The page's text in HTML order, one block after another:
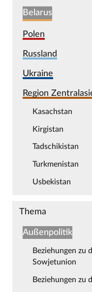
Belarus
Polen
Russland
Ukraine
Region
Kasachstan
Kirgistan
Tadschikistan
Turkmenistan
Usbekistan
Thema
Außenpolitik
Beziehungen zu
Sowjetunion
Beziehungen zu